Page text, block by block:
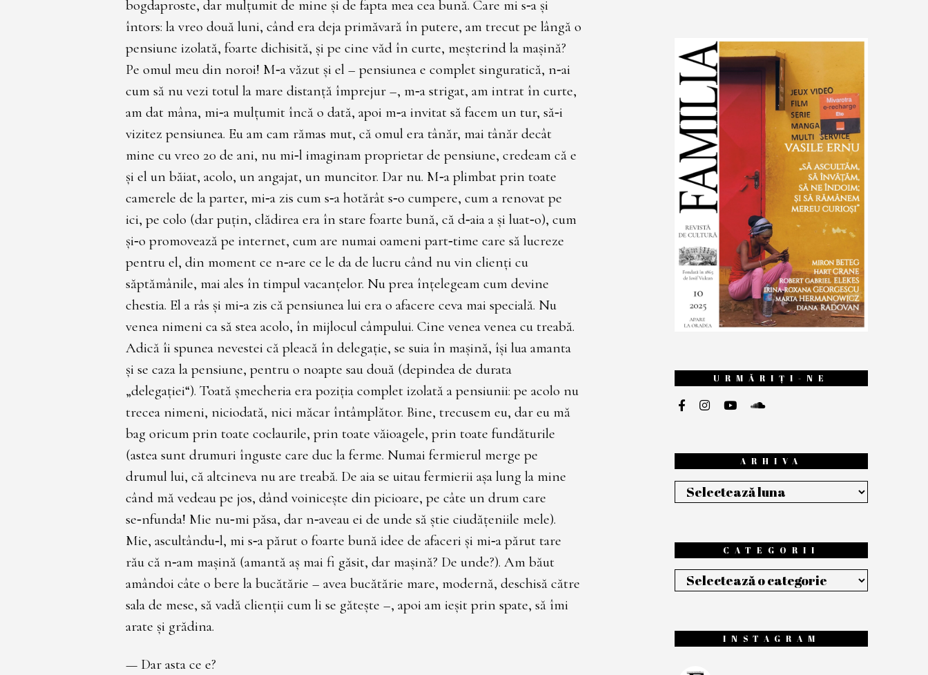
bogdaproste, dar mulţumit de mine şi de fapta mea cea bună. Care mi s‑a şi
întors: la vreo două luni, când era deja primăvară în putere, am trecut pe lângă o
pensiune izolată, foarte dichisită, şi pe cine văd în curte, meşterind la maşină?
Pe omul meu din noroi! M‑a văzut şi el – pensiunea e complet singuratică, n‑ai
cum să nu vezi totul la mare distanţă împrejur –, m‑a strigat, am intrat în curte,
am dat mâna, mi‑a mulţumit încă o dată, apoi m‑a invitat să facem un tur, să‑i
vizitez pensiunea. Eu am cam rămas mut, că omul era tânăr, mai tânăr decât
mine cu vreo 20 de ani, nu mi‑l imaginam proprietar de pensiune, credeam că e
şi el un băiat, acolo, un angajat, un muncitor. Dar nu. M‑a plimbat prin toate
camerele de la parter, mi‑a zis cum s‑a hotărât s‑o cumpere, cum a renovat pe
ici, pe colo (dar puţin, clădirea era în stare foarte bună, că d‑aia a şi luat‑o), cum
şi‑o promovează pe internet, cum are numai oameni part‑time care să lucreze
pentru el, din moment ce n‑are ce le da de lucru când nu vin clienţi cu
săptămânile, mai ales în timpul vacanţelor. Nu prea înţelegeam cum devine
chestia. El a râs şi mi‑a zis că pensiunea lui era o afacere ceva mai specială. Nu
venea nimeni ca să stea acolo, în mijlocul câmpului. Cine venea venea cu treabă.
Adică îi spunea nevestei că pleacă în delegaţie, se suia în maşină, îşi lua amanta
şi se caza la pensiune, pentru o noapte sau două (depindea de durata
„delegaţiei“). Toată şmecheria era poziţia complet izolată a pensiunii: pe acolo nu
trecea nimeni, niciodată, nici măcar întâmplător. Bine, trecusem eu, dar eu mă
bag oricum prin toate coclaurile, prin toate văioagele, prin toate fundăturile
(astea sunt drumuri înguste care duc la ferme. Numai fermierul merge pe
drumul lui, că altcineva nu are treabă. De aia se uitau fermierii aşa lung la mine
când mă vedeau pe jos, dând voiniceşte din picioare, pe câte un drum care
se‑nfunda! Mie nu‑mi păsa, dar n‑aveau ei de unde să ştie ciudăţeniile mele).
Mie, ascultându‑l, mi s‑a părut o foarte bună idee de afaceri şi mi‑a părut tare
rău că n‑am maşină (amantă aş mai fi găsit, dar maşină? De unde?). Am băut
amândoi câte o bere la bucătărie – avea bucătărie mare, modernă, deschisă către
sala de mese, să vadă clienţii cum li se găteşte –, apoi am ieşit prin spate, să îmi
arate şi grădina.
— Dar asta ce e?
URMĂRIȚI-NE
ARHIVA
Arhiva
CATEGORII
Categorii
INSTAGRAM